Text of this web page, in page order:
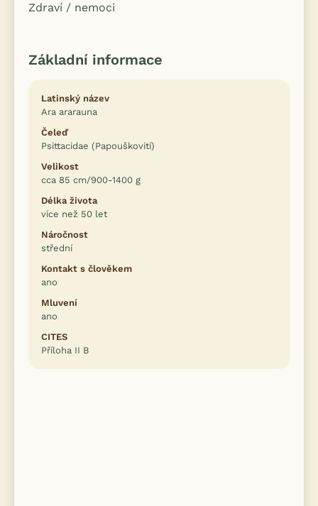
Zdraví / nemoci
Základní informace
Latinský název
Ara ararauna
Čeleď
Psittacidae (Papouškovití)
Velikost
cca 85 cm/900-1400 g
Délka života
více než 50 let
Náročnost
střední
Kontakt s člověkem
ano
Mluvení
ano
CITES
Příloha II B